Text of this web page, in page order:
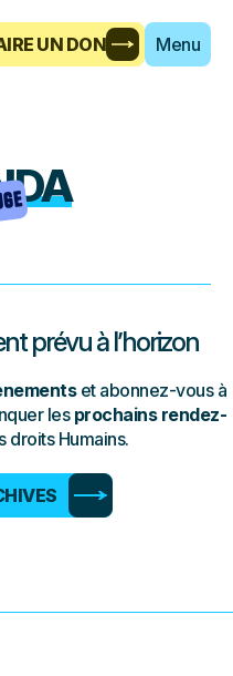
UN DON Menu
prévu à l’horizon
et abonnez-vous à
les prochains rendez-
droits Humains.